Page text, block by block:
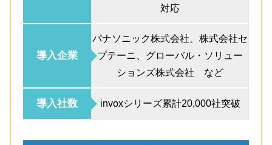
対応
導入企業
パナソニック株式会社、株式会社セ
プテーニ、グローバル・ソリュー
ションズ株式会社 など
導入社数 invoxシリーズ累計20,000社突破